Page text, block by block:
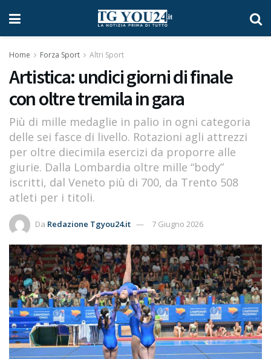
Home Forza Sport Altri Sport
Artistica: undici giorni di finale
con oltre tremila in gara
Più di mille medaglie in palio in ogni categoria
delle sei fasce di livello. Rotazioni agli attrezzi
per oltre diecimila esercizi da proporre alle
giurie. Dalla Lombardia oltre mille “body”
iscritti, dal Veneto più di 700, da Trento 508
atleti per i titoli.
Da Redazione Tgyou24.it 7 Giugno 2026